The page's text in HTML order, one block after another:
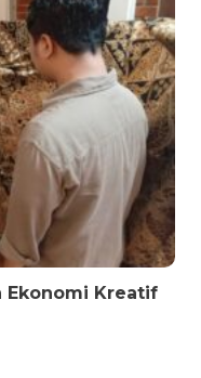
Ekonomi Kreatif